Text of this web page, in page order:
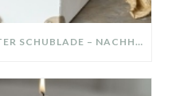
DIY-DEKO-TABLETT AUS ALTER SCHUBLADE – NACHHALTIGE HERBSTDEKO SELBER MACHEN!